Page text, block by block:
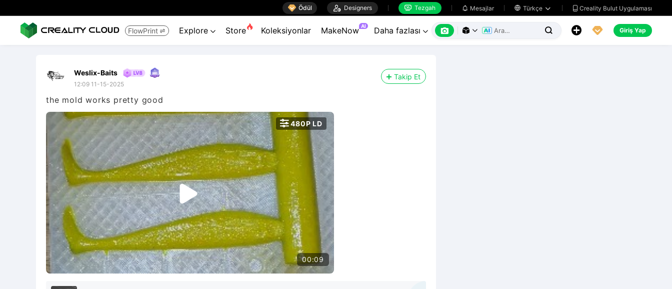
 Ödül  Designers  Tezgah  Mesajlar  Türkçe   Creality Bulut Uygulaması
FlowPrint  Explore  Store Koleksiyonlar MakeNow AI Daha fazlası        Giriş Yap
Weslix-Baits
12:09 11-15-2025
Takip Et
the mold works pretty good
00:09

480P LD